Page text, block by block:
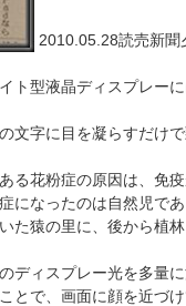
2010.05.28読売新聞
ト型液晶ディスプレー
文字に目を凝らすだけで
る花粉症の原因は、免
になったのは自然児で
た猿の里に、後から植
ディスプレー光を多量に
とで、画面に顔を近づ